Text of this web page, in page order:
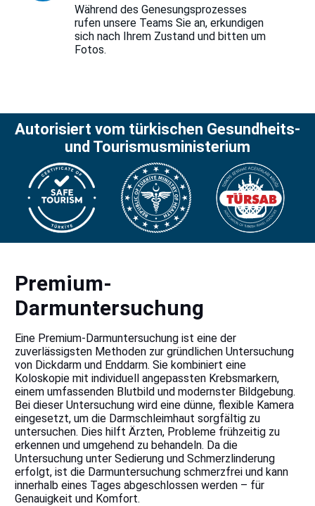
Während des Genesungsprozesses
rufen unsere Teams Sie an, erkundigen
sich nach Ihrem Zustand und bitten um
Fotos.
Autorisiert vom türkischen Gesundheits-
und Tourismusministerium
Premium-
Darmuntersuchung
Eine Premium-Darmuntersuchung ist eine der
zuverlässigsten Methoden zur gründlichen Untersuchung
von Dickdarm und Enddarm. Sie kombiniert eine
Koloskopie mit individuell angepassten Krebsmarkern,
einem umfassenden Blutbild und modernster Bildgebung.
Bei dieser Untersuchung wird eine dünne, flexible Kamera
eingesetzt, um die Darmschleimhaut sorgfältig zu
untersuchen. Dies hilft Ärzten, Probleme frühzeitig zu
erkennen und umgehend zu behandeln. Da die
Untersuchung unter Sedierung und Schmerzlinderung
erfolgt, ist die Darmuntersuchung schmerzfrei und kann
innerhalb eines Tages abgeschlossen werden – für
Genauigkeit und Komfort.